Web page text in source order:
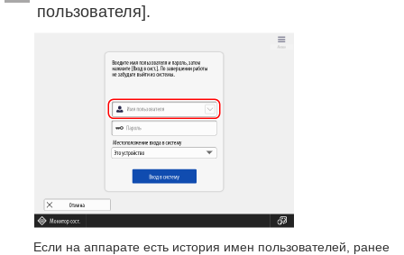
пользователя].
Если на аппарате есть история имен пользователей, ранее